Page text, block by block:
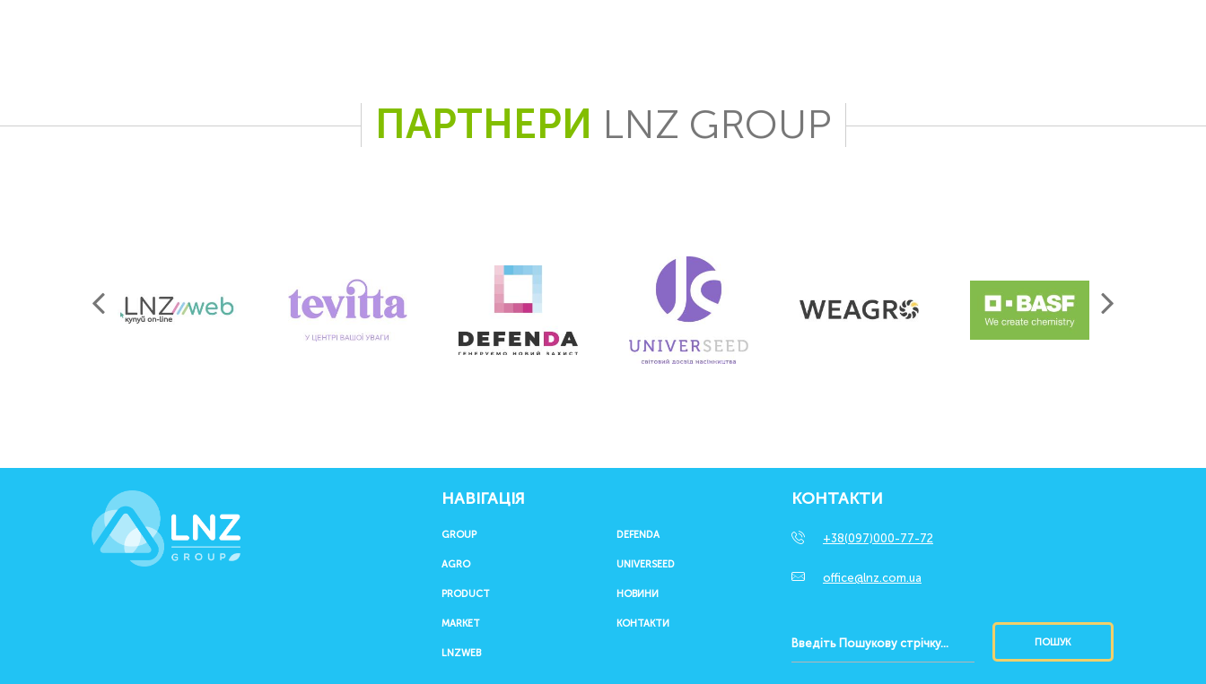
ПАРТНЕРИ LNZ GROUP
НАВІГАЦІЯ
GROUP
AGRO
PRODUCT
MARKET
DEFENDA
UNIVERSEED
НОВИНИ
КОНТАКТИ
LNZWEB
КОНТАКТИ
+38(097)000-77-72
office@lnz.com.ua
ПОШУК